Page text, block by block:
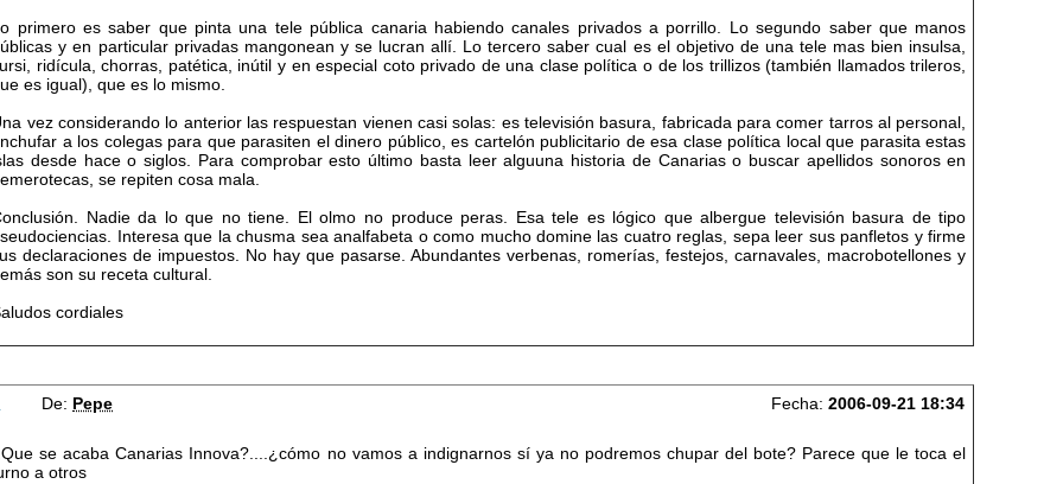
primero es saber que pinta una tele pública canaria habiendo canales privados a porrillo. Lo segundo saber que manos
y en particular privadas mangonean y se lucran allí. Lo tercero saber cual es el objetivo de una tele mas bien insulsa,
ridícula, chorras, patética, inútil y en especial coto privado de una clase política o de los trillizos (también llamados trileros,
es igual), que es lo mismo.
vez considerando lo anterior las respuestan vienen casi solas: es televisión basura, fabricada para comer tarros al personal,
a los colegas para que parasiten el dinero público, es cartelón publicitario de esa clase política local que parasita estas
desde hace o siglos. Para comprobar esto último basta leer alguuna historia de Canarias o buscar apellidos sonoros en
se repiten cosa mala.
Nadie da lo que no tiene. El olmo no produce peras. Esa tele es lógico que albergue televisión basura de tipo
Interesa que la chusma sea analfabeta o como mucho domine las cuatro reglas, sepa leer sus panfletos y firme
declaraciones de impuestos. No hay que pasarse. Abundantes verbenas, romerías, festejos, carnavales, macrobotellones y
son su receta cultural.
cordiales
De: Pepe Fecha:2006-09-21 18:34
se acaba Canarias Innova?....¿cómo no vamos a indignarnos sí ya no podremos chupar del bote? Parece que le toca el
a otros